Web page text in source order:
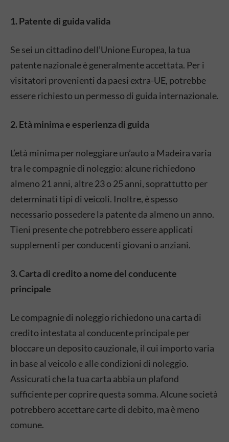
1. Patente di guida valida
Se sei un cittadino dell’Unione Europea, la tua
patente nazionale è generalmente accettata. Per i
visitatori provenienti da paesi extra-UE, potrebbe
essere richiesto un permesso di guida internazionale.
2. Età minima e esperienza di guida
L’età minima per noleggiare un’auto a Madeira varia
tra le compagnie di noleggio: alcune richiedono
almeno 21 anni, altre 23 o 25 anni, soprattutto per
determinati tipi di veicoli. Inoltre, è spesso
necessario possedere la patente da almeno un anno.
Tieni presente che potrebbero essere applicati
supplementi per conducenti giovani o anziani.
3. Carta di credito a nome del conducente
principale
Le compagnie di noleggio richiedono una carta di
credito intestata al conducente principale per
bloccare un deposito cauzionale, il cui importo varia
in base al veicolo e alle condizioni di noleggio.
Assicurati che la tua carta abbia un plafond
sufficiente per coprire questa somma. Alcune società
potrebbero accettare carte di debito, ma è meno
comune.